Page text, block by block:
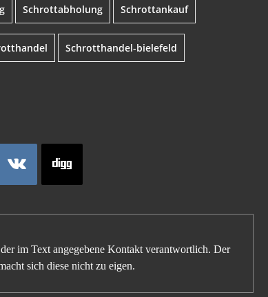
Schrottabholung Schrottankauf
Schrotthandel-bielefeld
im Text angegebene Kontakt verantwortlich. Der
sich diese nicht zu eigen.